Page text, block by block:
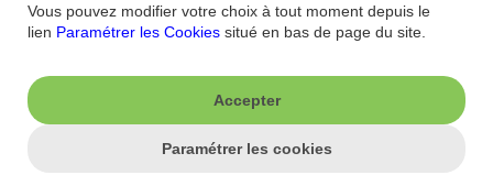
Blog
Mentions légales
Plan du site
Confidentialité
Vous pouvez modifier votre choix à tout moment depuis le
lien Paramétrer les Cookies situé en bas de page du site.
Accepter
Paramétrer les cookies